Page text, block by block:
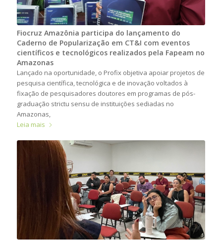
Fiocruz Amazônia participa do lançamento do
Caderno de Popularização em CT&I com eventos
científicos e tecnológicos realizados pela Fapeam no
Amazonas
Lançado na oportunidade, o Profix objetiva apoiar projetos de
pesquisa científica, tecnológica e de inovação voltados à
fixação de pesquisadores doutores em programas de pós-
graduação strictu sensu de instituições sediadas no
Amazonas,
Leia mais